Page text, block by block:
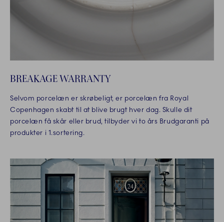
BREAKAGE WARRANTY
Selvom porcelæn er skrøbeligt, er porcelæn fra Royal
Copenhagen skabt til at blive brugt hver dag. Skulle dit
porcelæn få skår eller brud, tilbyder vi to års Brudgaranti på
produkter i 1.sortering.